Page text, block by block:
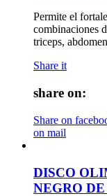
Permite el
combinaciones
triceps,
Share it
share on:
Share on
on mail
DISCO
NEGRO